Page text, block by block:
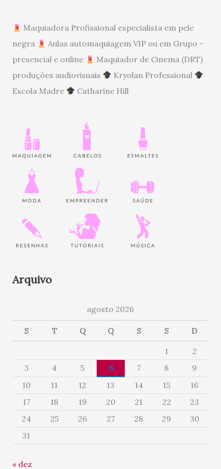
Maquiadora Profissional especialista em pele
negra
Aulas automaquiagem VIP ou em Grupo -
presencial e online
Maquiador de Cinema (DRT)
produções audiovisuais
Kryolan Professional
Escola Madre
Catharine Hill
Arquivo
agosto 2026
S T Q Q S S D
1
2
3
4 5 6 7 8
9
10
11 12 13 14 15
16
17
18 19 20 21 22
23
24
25 26 27 28 29
30
31
« dez